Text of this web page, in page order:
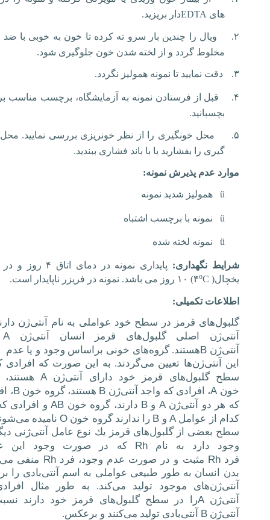
های EDTAدار بریزید.
۲.
ویال را چندین بار سرو ته کرده تا خون به خوبی با ضد
مخلوط گردد و از لخته شدن خون جلوگیری شود.
۳. دقت نمایید تا نمونه همولیز نگردد.
۴.
قبل از فرستادن نمونه به آزمایشگاه، برچسب مناسب
بچسبانید.
۵.
محل خونگیری را از نظر خونریزی بررسی نمایید.
گیری را بفشارید یا با باند فشاری ببندید.
موارد عدم پذیرش نمونه:
ü همولیز شدید نمونه
ü نمونه با برچسب اشتباه
ü نمونه لخته شده
شرایط نگهداری:
پایداری نمونه در دمای
یخچال(
۴oC ) ۱۰ روز می باشد. نمونه در فریزر ناپایدار است.
اطلاعات تکمیلی:
گلبول‌های قرمز در سطح خود عواملی به نام آنتی‌ژن
آنتی‌ژن اصلی گلبول‌های قرمز انسان آنتی‌ژن
A
آنتی‌ژن Bهستند. گروه‌های خونی براساس وجود و یا عدم
این آنتی‌ژن‌ها تعیین می‌گردند. به این صورت كه افرادی
سطح گلبول‌های قرمز خود دارای آنتی‌ژن A
خون A، افرادی كه واجد آنتی‌ژن B هستند، گروه خون B،
كه هر دو آنتی‌ژن A و B دارند، گروه خون AB و افرادی
كدام از عوامل A و B را ندارند گروه خون O نامیده
سطح بعضی از گلبول‌های قرمز یك نوع عامل آنتی‌ژنی
وجود دارد به نام
Rh
كه در صورت وجود این
فرد Rh مثبت و در صورت عدم وجود، فرد Rh منفی
بدن انسان به طور طبیعی عواملی به اسم آنتی‌بادی را
آنتی‌ژن‌های موجود تولید می‌كند. به طور مثال
آنتی‌ژن Aرا در سطح گلبول‌های قرمز خود دارند
آنتی‌ژن B آنتی‌بادی تولید می‌كنند و برعكس.